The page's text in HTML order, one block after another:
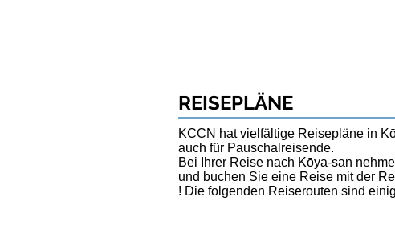
REISEPLÄNE
KCCN hat vielfältige Reisepläne in
auch für Pauschalreisende.
Bei Ihrer Reise nach Kōya-san
und buchen Sie eine Reise mit der
! Die folgenden Reiserouten sind